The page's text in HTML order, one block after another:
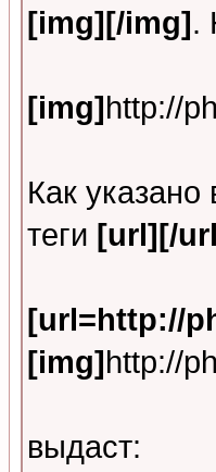
[img][/img].
[img]http://
Как
теги [url][/
[url=http://
[img]http://
выдаст: